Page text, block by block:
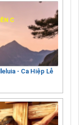
- Ca Hiệp Lễ